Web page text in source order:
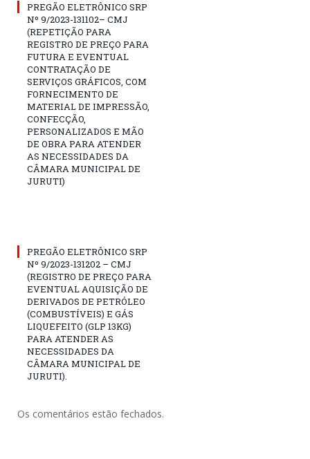
PREGÃO ELETRÔNICO SRP
Nº 9/2023-131102– CMJ
(REPETIÇÃO PARA
REGISTRO DE PREÇO PARA
FUTURA E EVENTUAL
CONTRATAÇÃO DE
SERVIÇOS GRÁFICOS, COM
FORNECIMENTO DE
MATERIAL DE IMPRESSÃO,
CONFECÇÃO,
PERSONALIZADOS E MÃO
DE OBRA PARA ATENDER
AS NECESSIDADES DA
CÂMARA MUNICIPAL DE
JURUTI)
PREGÃO ELETRÔNICO SRP
Nº 9/2023-131202 – CMJ
(REGISTRO DE PREÇO PARA
EVENTUAL AQUISIÇÃO DE
DERIVADOS DE PETRÓLEO
(COMBUSTÍVEIS) E GÁS
LIQUEFEITO (GLP 13KG)
PARA ATENDER AS
NECESSIDADES DA
CÂMARA MUNICIPAL DE
JURUTI).
Os comentários estão fechados.